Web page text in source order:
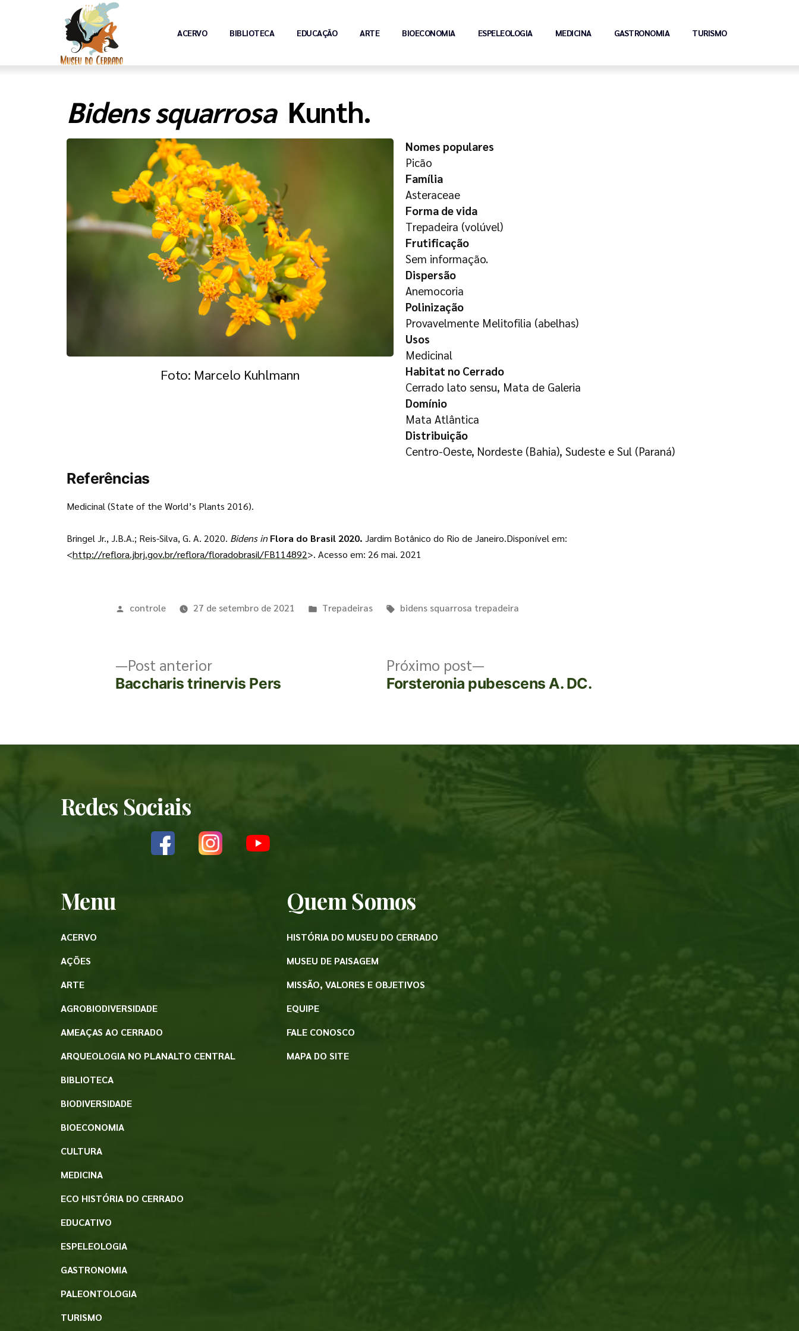
ACERVO BIBLIOTECA EDUCAÇÃO ARTE BIOECONOMIA ESPELEOLOGIA MEDICINA GASTRONOMIA TURISMO
Bidens squarrosa Kunth.
Foto: Marcelo Kuhlmann
Nomes populares
Picão
Família
Asteraceae
Forma de vida
Trepadeira (volúvel)
Frutificação
Sem informação.
Dispersão
Anemocoria
Polinização
Provavelmente Melitofilia (abelhas)
Usos
Medicinal
Habitat no Cerrado
Cerrado lato sensu, Mata de Galeria
Domínio
Mata Atlântica
Distribuição
Centro-Oeste, Nordeste (Bahia), Sudeste e Sul (Paraná)
Referências
Medicinal (State of the World’s Plants 2016).
Bringel Jr., J.B.A.; Reis-Silva, G. A. 2020. Bidens in Flora do Brasil 2020. Jardim Botânico do Rio de Janeiro.Disponível em:
<http://reflora.jbrj.gov.br/reflora/floradobrasil/FB114892>. Acesso em: 26 mai. 2021
controle 27 de setembro de 2021 Trepadeiras bidens squarrosa trepadeira
Post anterior
Baccharis trinervis Pers
Próximo post
Forsteronia pubescens A. DC.
Redes Sociais
Menu
ACERVO
AÇÕES
ARTE
AGROBIODIVERSIDADE
AMEAÇAS AO CERRADO
ARQUEOLOGIA NO PLANALTO CENTRAL
BIBLIOTECA
BIODIVERSIDADE
BIOECONOMIA
CULTURA
MEDICINA
ECO HISTÓRIA DO CERRADO
EDUCATIVO
ESPELEOLOGIA
GASTRONOMIA
PALEONTOLOGIA
TURISMO
Quem Somos
HISTÓRIA DO MUSEU DO CERRADO
MUSEU DE PAISAGEM
MISSÃO, VALORES E OBJETIVOS
EQUIPE
FALE CONOSCO
MAPA DO SITE